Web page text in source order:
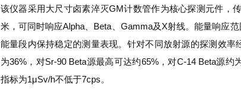
该仪器采用大尺寸卤素淬灭GM计数管作为核心探测元件，
米，可同时响应Alpha、Beta、Gamma及X射线。能量响应
能量段内保持稳定的测量表现。针对不同放射源的探测效率
为36%，对Sr-90 Beta源最高可达约65%，对C-14 Beta源
指标为1μSv/h不低于7cps。